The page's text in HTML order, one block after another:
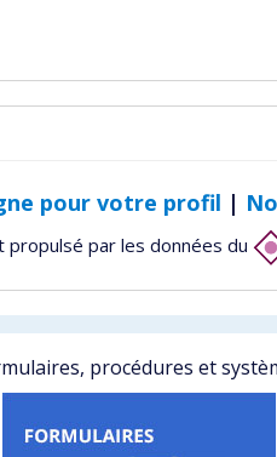
pour votre profil |
par les données du
procédures et